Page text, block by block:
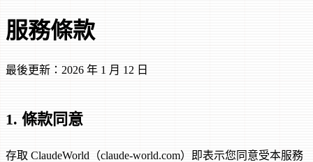
服務條款
最後更新：2026 年 1 月 12 日
1. 條款同意
存取 ClaudeWorld（claude-world.com）即表示您同意受本服務